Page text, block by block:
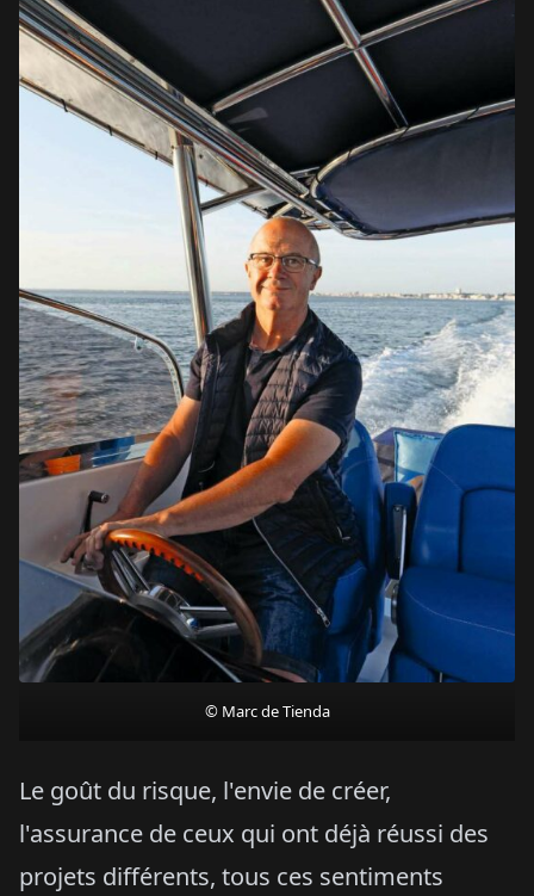
© Marc de Tienda
Le goût du risque, l'envie de créer,
l'assurance de ceux qui ont déjà réussi des
projets différents, tous ces sentiments